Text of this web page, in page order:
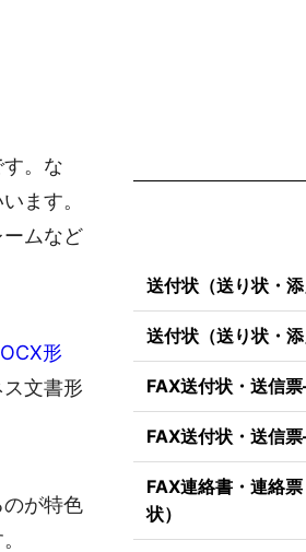
。な
ます。
ムなど
形
文書形
が特色
送付状（送り状・
送付状（送り状・
FAX送付状・送信
FAX送付状・送信
FAX連絡書・連絡
状）